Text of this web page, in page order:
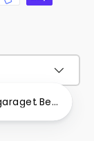
Behöver